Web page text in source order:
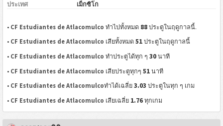
ประเทศ เม็กซิโก
• CF Estudiantes de Atlacomulco ทำไปทั้งหมด 88 ประตูในฤดูกาลนี้.
• CF Estudiantes de Atlacomulco เสียทั้งหมด51 ประตูในฤดูกาลนี้
• CF Estudiantes de Atlacomulco ทำประตูได้ทุก ๆ30 นาที
• CF Estudiantes de Atlacomulco เสียประตูทุกๆ51 นาที
• CF Estudiantes de Atlacomulcoทำได้เฉลี่ย3.03 ประตูในทุก ๆ เกม
• CF Estudiantes de Atlacomulco เสียเฉลี่ย 1.76 ทุกเกม